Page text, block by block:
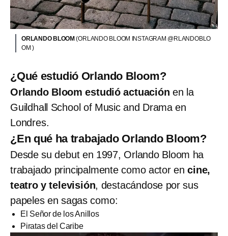
ORLANDO BLOOM(ORLANDO BLOOM INSTAGRAM @RLANDOBLO
OM )
¿Qué estudió Orlando Bloom?
Orlando Bloom estudió actuación en la
Guildhall School of Music and Drama en
Londres.
¿En qué ha trabajado Orlando Bloom?
Desde su debut en 1997, Orlando Bloom ha
trabajado principalmente como actor encine,
teatro y televisión, destacándose por sus
papeles en sagas como:
El Señor de los Anillos
Piratas del Caribe